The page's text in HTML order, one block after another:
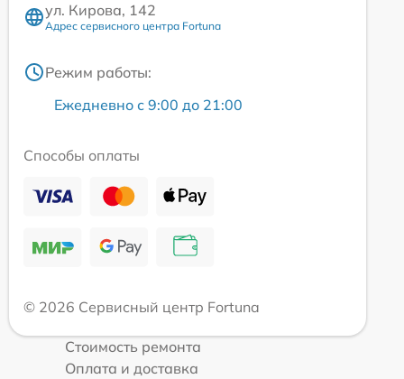
ул. Кирова, 142
Адрес сервисного центра Fortuna
Режим работы:
Ежедневно с 9:00 до 21:00
Способы оплаты
© 2026 Сервисный центр Fortuna
Стоимость ремонта
Оплата и доставка